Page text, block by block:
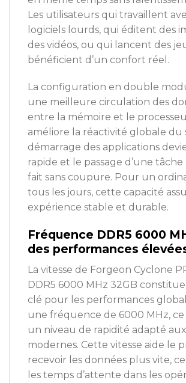
Les utilisateurs qui travaillent
logiciels lourds, qui éditent des
des vidéos, ou qui lancent des
bénéficient d’un confort réel.
La configuration en double
une meilleure circulation des
entre la mémoire et le
améliore la réactivité globale du
démarrage des applications
rapide et le passage d’une tâche
fait sans coupure. Pour un
tous les jours, cette capacité
expérience stable et durable.
Fréquence DDR5 6000
des performances
La vitesse de Forgeon Cyclone
DDR5 6000 MHz 32GB
clé pour les performances
une fréquence de 6000 MHz,
un niveau de rapidité adapté
modernes. Cette vitesse aide le
recevoir les données plus vite,
les temps d’attente dans les